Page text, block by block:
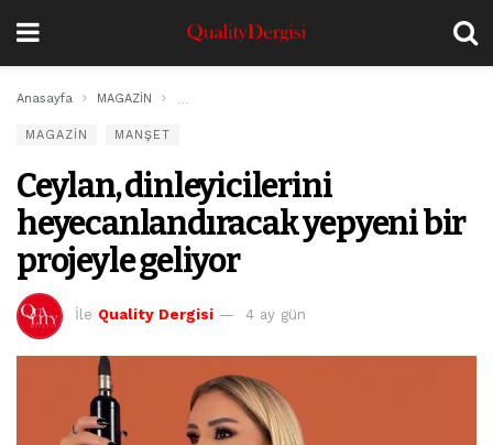
Anasayfa MAGAZİN
MAGAZİN MANŞET
Ceylan, dinleyicilerini
heyecanlandıracak yepyeni bir
projeyle geliyor
İle Quality Dergisi 4 ay gün